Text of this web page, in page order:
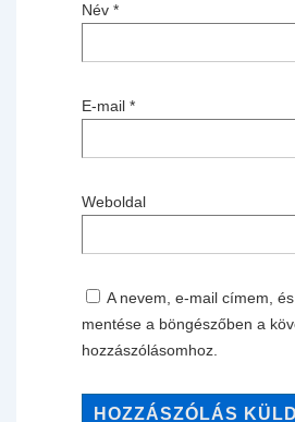
Név *
E-mail *
Weboldal
A nevem, e-mail címem,
mentése a böngészőben a
hozzászólásomhoz.